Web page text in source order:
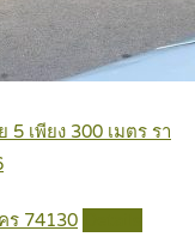
เพียง 300 เมตร รา
ร 74130